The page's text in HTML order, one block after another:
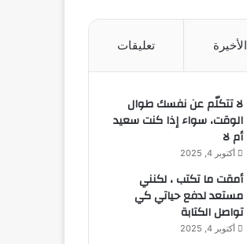
الأخيرة تعليقات
لا تتكلّم عن نفسك طوال
الوقت، سواء إذا كنت سعيد
أم لا
أكتوبر 4, 2025
أمقت ما تكتب ، لكنني
مستعد لدفع حياتي كي
تواصل الكتابة
أكتوبر 4, 2025